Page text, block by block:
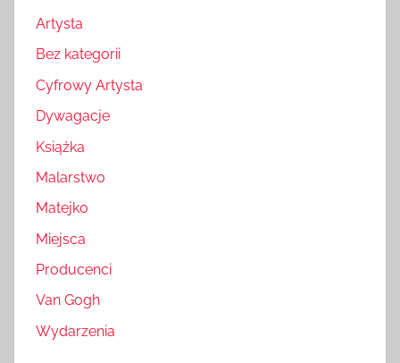
Artysta
Bez kategorii
Cyfrowy Artysta
Dywagacje
Książka
Malarstwo
Matejko
Miejsca
Producenci
Van Gogh
Wydarzenia